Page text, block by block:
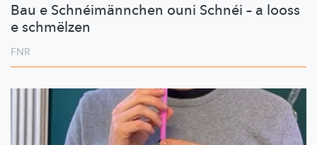
Bau e Schnéimännchen ouni Schnéi – a looss
e schmëlzen
FNR